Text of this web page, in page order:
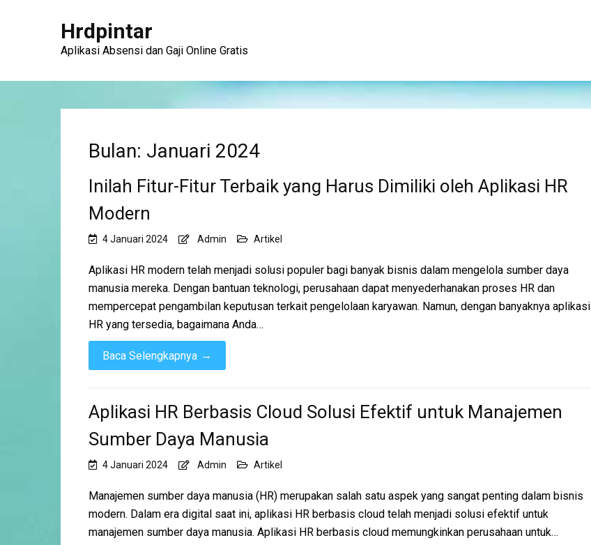
Hrdpintar
Aplikasi Absensi dan Gaji Online Gratis
Bulan: Januari 2024
Inilah Fitur-Fitur Terbaik yang Harus Dimiliki oleh Aplikasi HR
Modern
4 Januari 2024 Admin Artikel
Aplikasi HR modern telah menjadi solusi populer bagi banyak bisnis dalam mengelola sumber daya
manusia mereka. Dengan bantuan teknologi, perusahaan dapat menyederhanakan proses HR dan
mempercepat pengambilan keputusan terkait pengelolaan karyawan. Namun, dengan banyaknya aplikasi
HR yang tersedia, bagaimana Anda…
Baca Selengkapnya →
Aplikasi HR Berbasis Cloud Solusi Efektif untuk Manajemen
Sumber Daya Manusia
4 Januari 2024 Admin Artikel
Manajemen sumber daya manusia (HR) merupakan salah satu aspek yang sangat penting dalam bisnis
modern. Dalam era digital saat ini, aplikasi HR berbasis cloud telah menjadi solusi efektif untuk
manajemen sumber daya manusia. Aplikasi HR berbasis cloud memungkinkan perusahaan untuk…